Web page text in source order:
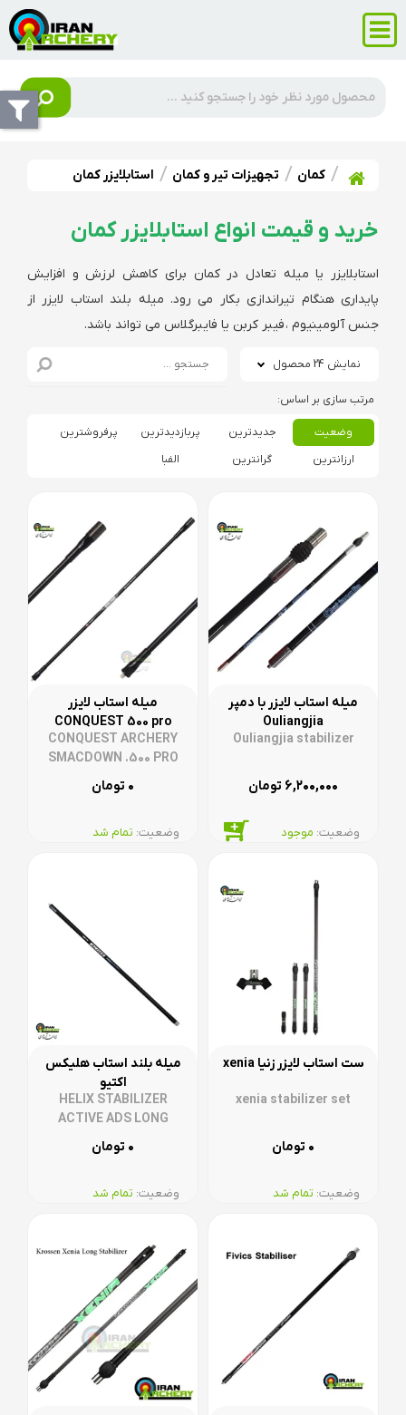
کمان تجهیزات تیر و کمان استابلایزر کمان
خرید و قیمت انواع استابلایزر کمان
استابلایزر یا میله تعادل در کمان برای کاهش لرزش و افزایش
پایداری هنگام تیراندازی بکار می رود. میله بلند استاب لایزر از
جنس آلومینیوم ، فیبر کربن یا فایبرگلاس می تواند باشد.
نمایش 24 محصول
وضعیت جدیدترین پربازدیدترین
پرفروشترین
ارزانترین
گرانترین الفبا
میله استاب لایزر با دمپر
Ouliangjia
Ouliangjia stabilizer
۶,۲۰۰,۰۰۰ تومان
وضعیت:‌ موجود
میله استاب لایزر
CONQUEST 500 pro
CONQUEST ARCHERY
SMACDOWN .500 PRO
STABILIZER
۰ تومان
وضعیت:‌ تمام شد
ست استاب لایزر زنیا xenia
xenia stabilizer set
۰ تومان
وضعیت:‌ تمام شد
میله بلند استاب هلیکس
اکتیو
HELIX STABILIZER
ACTIVE ADS LONG
۰ تومان
وضعیت:‌ تمام شد